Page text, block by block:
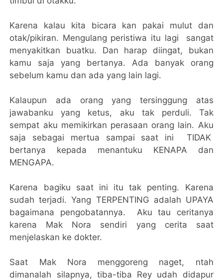
Karena kalau kita bicara kan pakai mulut dan
otak/pikiran. Mengulang peristiwa itu lagi sangat
menyakitkan buatku. Dan harap diingat, bukan
kamu saja yang bertanya. Ada banyak orang
sebelum kamu dan ada yang lain lagi.
Kalaupun ada orang yang tersinggung atas
jawabanku yang ketus, aku tak perduli. Tak
sempat aku memikirkan perasaan orang lain. Aku
saja sebagai mertua sampai saat ini TIDAK
bertanya kepada menantuku KENAPA dan
MENGAPA.
Karena bagiku saat ini itu tak penting. Karena
sudah terjadi. Yang TERPENTING adalah UPAYA
bagaimana pengobatannya. Aku tau ceritanya
karena Mak Nora sendiri yang cerita saat
menjelaskan ke dokter.
Saat Mak Nora menggoreng naget, ntah
dimanalah silapnya, tiba-tiba Rey udah didapur